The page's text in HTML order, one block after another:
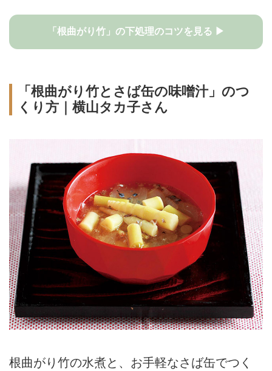
「根曲がり竹」の下処理のコツを見る ▶
「根曲がり竹とさば缶の味噌汁」のつ
くり方｜横山タカ子さん
根曲がり竹の水煮と、お手軽なさば缶でつく